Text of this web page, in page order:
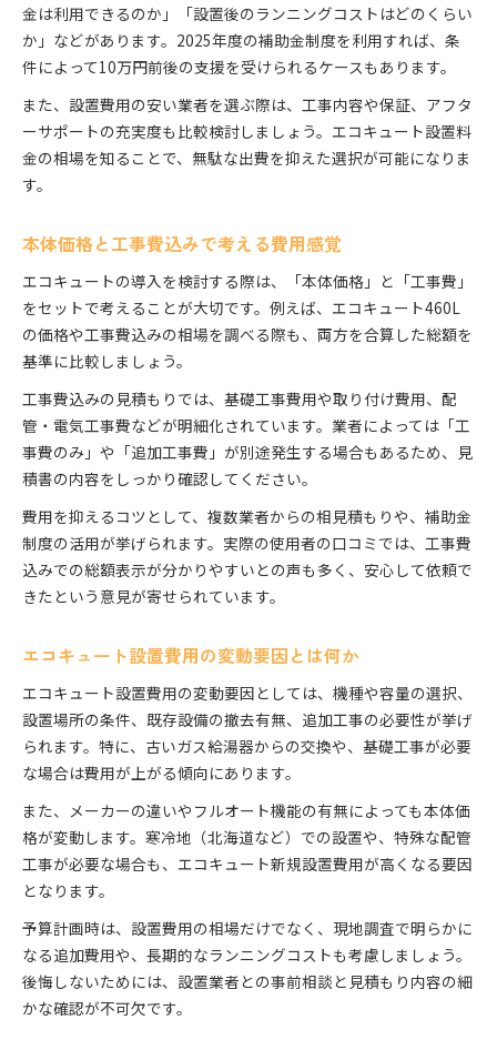
金は利用できるのか」「設置後のランニングコストはどのくらい
か」などがあります。2025年度の補助金制度を利用すれば、条
件によって10万円前後の支援を受けられるケースもあります。
また、設置費用の安い業者を選ぶ際は、工事内容や保証、アフタ
ーサポートの充実度も比較検討しましょう。エコキュート設置料
金の相場を知ることで、無駄な出費を抑えた選択が可能になりま
す。
本体価格と工事費込みで考える費用感覚
エコキュートの導入を検討する際は、「本体価格」と「工事費」
をセットで考えることが大切です。例えば、エコキュート460L
の価格や工事費込みの相場を調べる際も、両方を合算した総額を
基準に比較しましょう。
工事費込みの見積もりでは、基礎工事費用や取り付け費用、配
管・電気工事費などが明細化されています。業者によっては「工
事費のみ」や「追加工事費」が別途発生する場合もあるため、見
積書の内容をしっかり確認してください。
費用を抑えるコツとして、複数業者からの相見積もりや、補助金
制度の活用が挙げられます。実際の使用者の口コミでは、工事費
込みでの総額表示が分かりやすいとの声も多く、安心して依頼で
きたという意見が寄せられています。
エコキュート設置費用の変動要因とは何か
エコキュート設置費用の変動要因としては、機種や容量の選択、
設置場所の条件、既存設備の撤去有無、追加工事の必要性が挙げ
られます。特に、古いガス給湯器からの交換や、基礎工事が必要
な場合は費用が上がる傾向にあります。
また、メーカーの違いやフルオート機能の有無によっても本体価
格が変動します。寒冷地（北海道など）での設置や、特殊な配管
工事が必要な場合も、エコキュート新規設置費用が高くなる要因
となります。
予算計画時は、設置費用の相場だけでなく、現地調査で明らかに
なる追加費用や、長期的なランニングコストも考慮しましょう。
後悔しないためには、設置業者との事前相談と見積もり内容の細
かな確認が不可欠です。